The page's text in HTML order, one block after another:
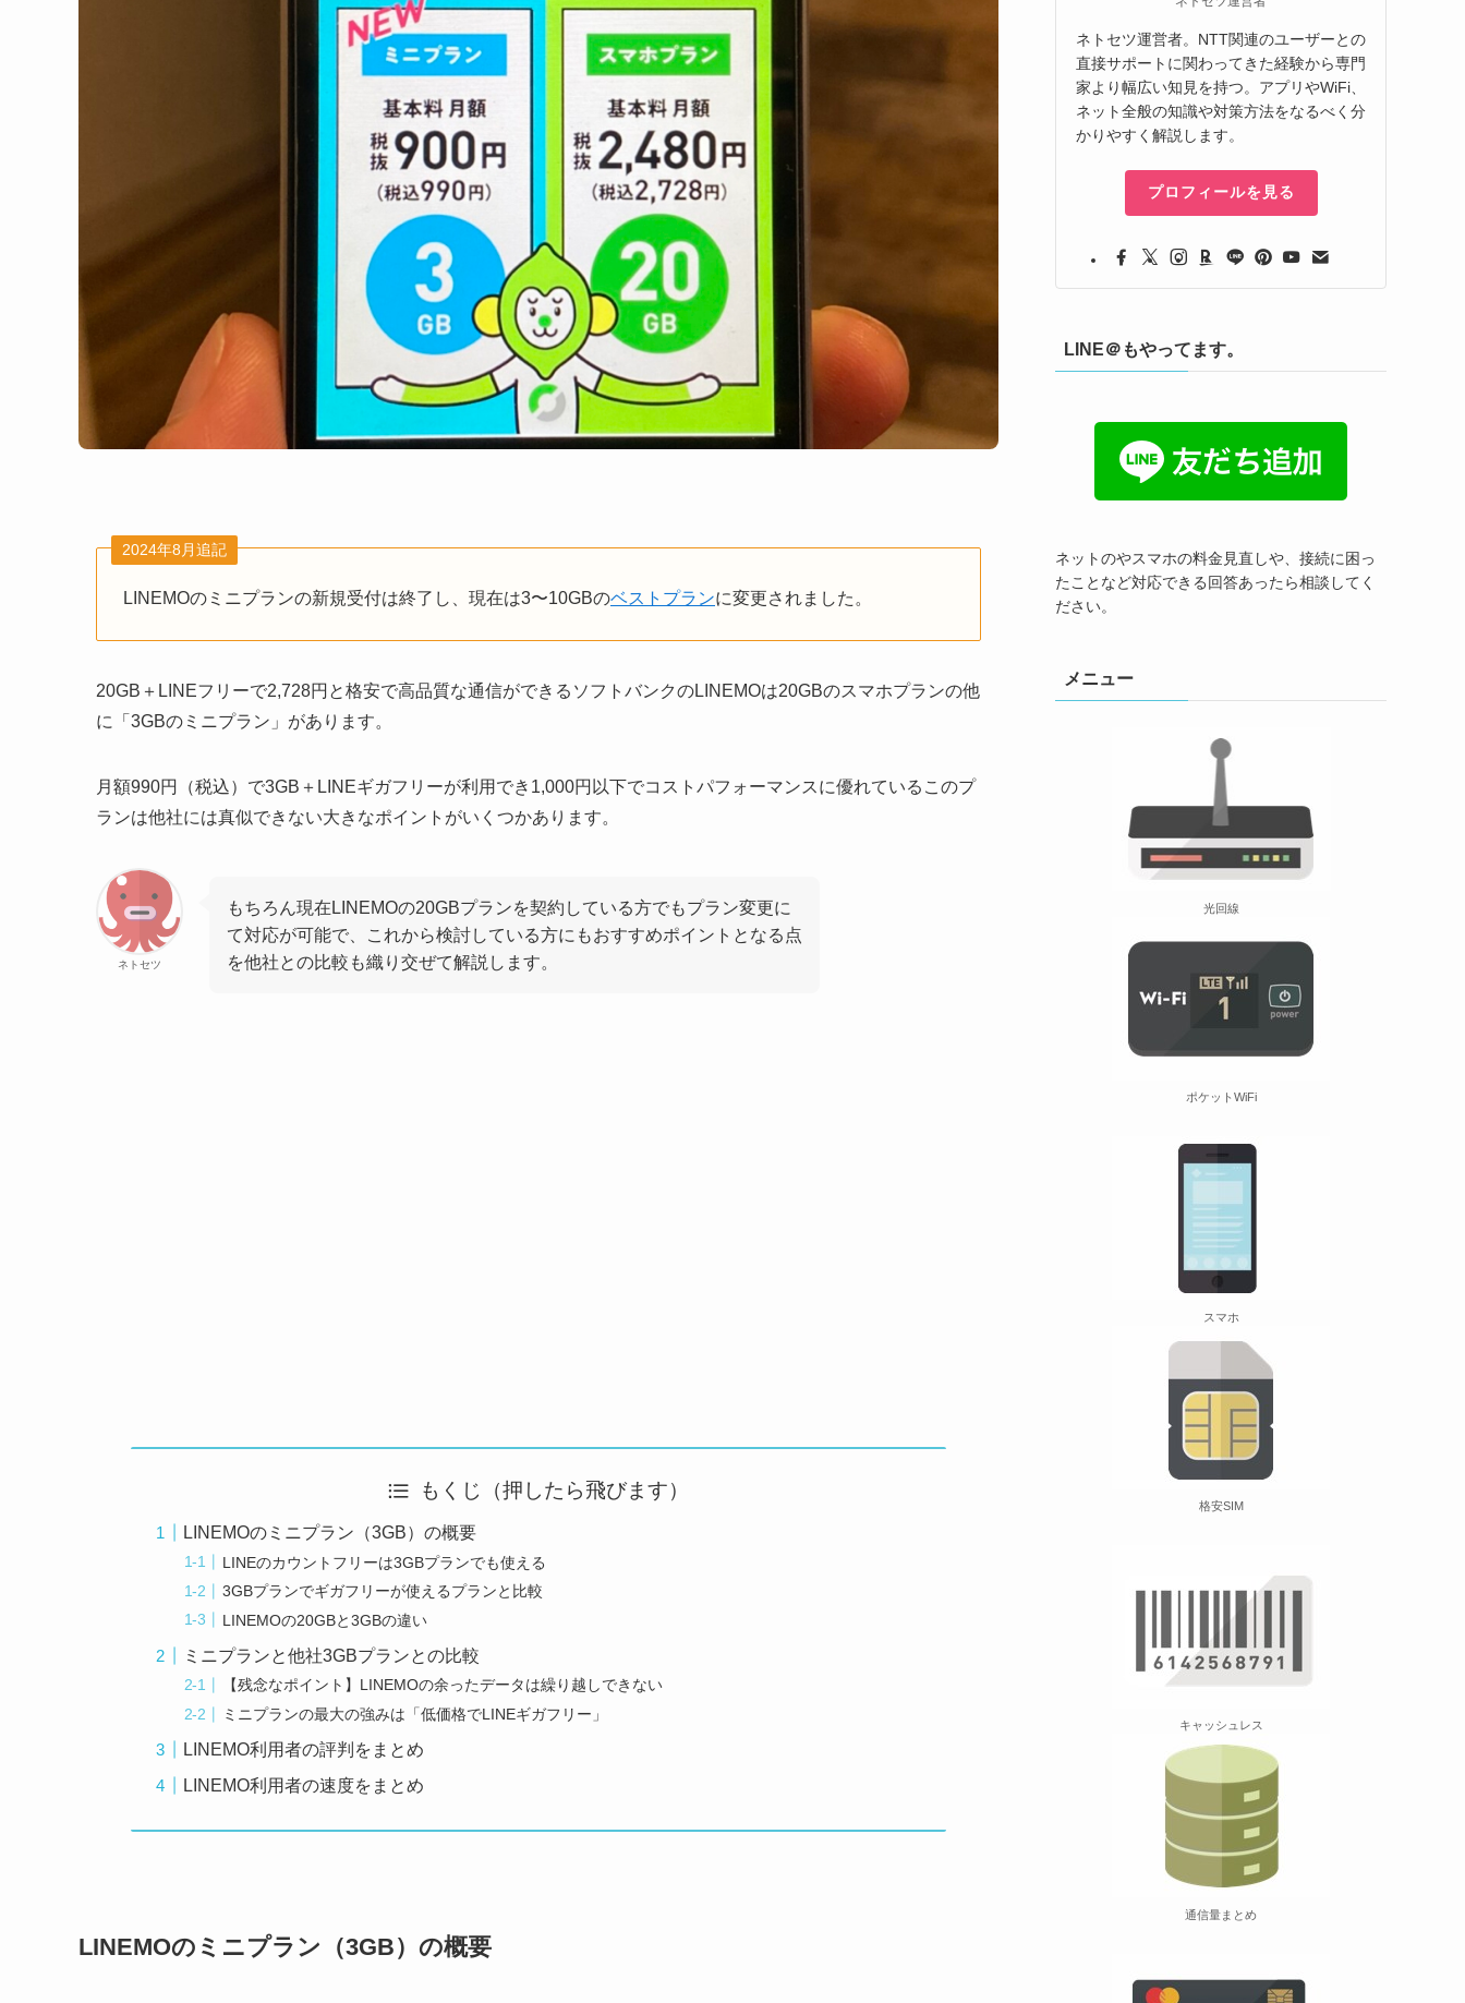
2024年8月追記
LINEMOのミニプランの新規受付は終了し、現在は3〜10GBのベストプランに変更されました。
20GB＋LINEフリーで2,728円と格安で高品質な通信ができるソフトバンクのLINEMOは20GBのスマホプランの他
に「3GBのミニプラン」があります。
月額990円（税込）で3GB＋LINEギガフリーが利用でき1,000円以下でコストパフォーマンスに優れているこのプ
ランは他社には真似できない大きなポイントがいくつかあります。
ネトセツ
もちろん現在LINEMOの20GBプランを契約している方でもプラン変更に
て対応が可能で、これから検討している方にもおすすめポイントとなる点
を他社との比較も織り交ぜて解説します。
もくじ（押したら飛びます）
LINEMOのミニプラン（3GB）の概要
LINEのカウントフリーは3GBプランでも使える
3GBプランでギガフリーが使えるプランと比較
LINEMOの20GBと3GBの違い
ミニプランと他社3GBプランとの比較
【残念なポイント】LINEMOの余ったデータは繰り越しできない
ミニプランの最大の強みは「低価格でLINEギガフリー」
LINEMO利用者の評判をまとめ
LINEMO利用者の速度をまとめ
LINEMOのミニプラン（3GB）の概要
ネトセツ運営者。NTT関連のユーザーとの
直接サポートに関わってきた経験から専門
家より幅広い知見を持つ。アプリやWiFi、
ネット全般の知識や対策方法をなるべく分
かりやすく解説します。
プロフィールを見る
LINE＠もやってます。
ネットのやスマホの料金見直しや、接続に困っ
たことなど対応できる回答あったら相談してく
ださい。
メニュー
光回線
ポケットWiFi
スマホ
格安SIM
キャッシュレス
通信量まとめ